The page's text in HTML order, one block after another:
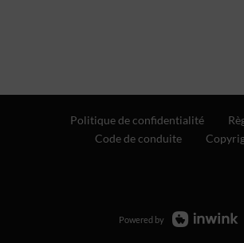
Politique de confidentialité
Code de conduite
Powered by